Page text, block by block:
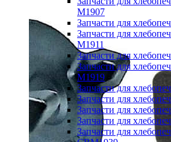
M1907
Запчасти для
Запчасти для
M1911
Запчасти для
Запчасти для
M1919
Запчасти для
Запчасти для
Запчасти для
Запчасти для
Запчасти для